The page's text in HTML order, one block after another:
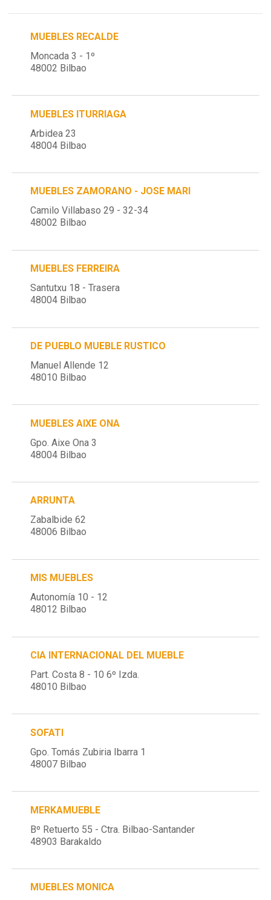
MUEBLES RECALDE
Moncada 3 - 1º
48002 Bilbao
MUEBLES ITURRIAGA
Arbidea 23
48004 Bilbao
MUEBLES ZAMORANO - JOSE MARI
Camilo Villabaso 29 - 32-34
48002 Bilbao
MUEBLES FERREIRA
Santutxu 18 - Trasera
48004 Bilbao
DE PUEBLO MUEBLE RUSTICO
Manuel Allende 12
48010 Bilbao
MUEBLES AIXE ONA
Gpo. Aixe Ona 3
48004 Bilbao
ARRUNTA
Zabalbide 62
48006 Bilbao
MIS MUEBLES
Autonomía 10 - 12
48012 Bilbao
CIA INTERNACIONAL DEL MUEBLE
Part. Costa 8 - 10 6º Izda.
48010 Bilbao
SOFATI
Gpo. Tomás Zubiria Ibarra 1
48007 Bilbao
MERKAMUEBLE
Bº Retuerto 55 - Ctra. Bilbao-Santander
48903 Barakaldo
MUEBLES MONICA